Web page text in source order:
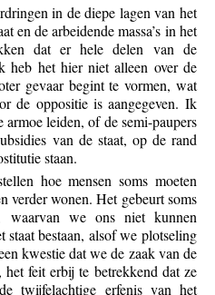
in de diepe lagen van het
en de arbeidende massa’s in het
dat er hele delen van de
heb het hier niet alleen over de
gevaar begint te vormen, wat
de oppositie is aangegeven. Ik
armoe leiden, of de semi-paupers
van de staat, op de rand
staan.
hoe mensen soms moeten
verder wonen. Het gebeurt soms
waarvan we ons niet kunnen
staat bestaan, alsof we plotseling
kwestie dat we de zaak van de
feit erbij te betrekkend dat ze
twijfelachtige erfenis van het